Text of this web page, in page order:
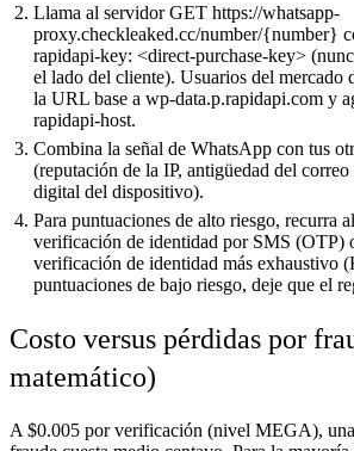
Llama al servidor GET https://whatsapp-
proxy.checkleaked.cc/number/{number}
rapidapi-key: <direct-purchase-key>
el lado del cliente). Usuarios del mercado
la URL base a wp-data.p.rapidapi.com y
rapidapi-host.
Combina la señal de WhatsApp con tus
(reputación de la IP, antigüedad del
digital del dispositivo).
Para puntuaciones de alto riesgo, recurra
verificación de identidad por SMS (OTP)
verificación de identidad más exhaustivo
puntuaciones de bajo riesgo, deje que el
Costo versus pérdidas por
matemático)
A $0.005 por verificación (nivel MEGA),